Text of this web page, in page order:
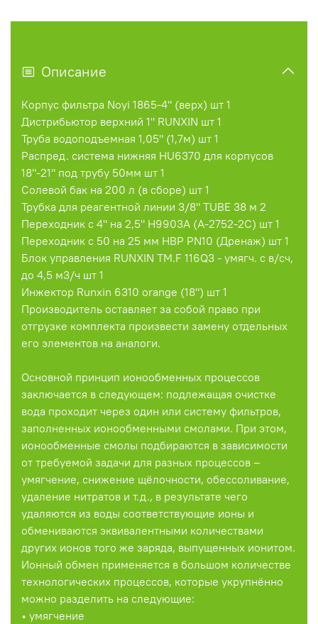
Описание
Корпус фильтра Noyi 1865-4" (верх) шт 1
Дистрибьютор верхний 1" RUNXIN шт 1
Труба водоподъемная 1,05" (1,7м) шт 1
Распред. система нижняя HU6370 для корпусов
18"-21" под трубу 50мм шт 1
Солевой бак на 200 л (в сборе) шт 1
Трубка для реагентной линии 3/8" TUBE 38 м 2
Переходник с 4" на 2,5" H9903A (A-2752-2C) шт 1
Переходник с 50 на 25 мм HBP PN10 (Дренаж) шт 1
Блок управления RUNXIN ТМ.F 116Q3 - умягч. с в/сч,
до 4,5 м3/ч шт 1
Инжектор Runxin 6310 orange (18") шт 1
Производитель оставляет за собой право при
отгрузке комплекта произвести замену отдельных
его элементов на аналоги.
Основной принцип ионообменных процессов
заключается в следующем: подлежащая очистке
вода проходит через один или систему фильтров,
заполненных ионообменными смолами. При этом,
ионообменные смолы подбираются в зависимости
от требуемой задачи для разных процессов –
умягчение, снижение щёлочности, обессоливание,
удаление нитратов и т.д., в результате чего
удаляются из воды соответствующие ионы и
обмениваются эквивалентными количествами
других ионов того же заряда, выпущенных ионитом.
Ионный обмен применяется в большом количестве
технологических процессов, которые укрупнённо
можно разделить на следующие:
• умягчение